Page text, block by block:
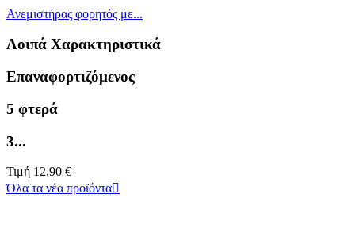
Ανεμιστήρας φορητός με...
Λοιπά Χαρακτηριστικά
Επαναφορτιζόμενος
5 φτερά
3...
Τιμή 12,90 €
Όλα τα νέα προϊόντα